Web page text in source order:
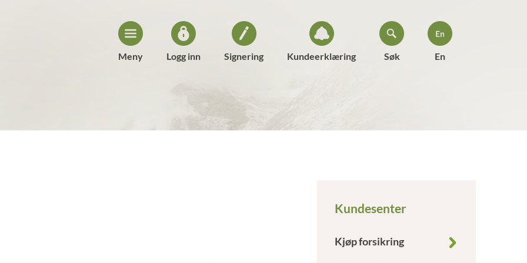
Meny Logg inn Signering Kundeerklæring Søk En
Kundesenter
Kjøp forsikring